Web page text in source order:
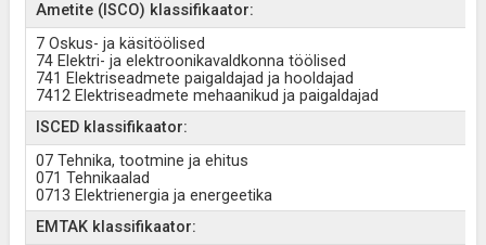
Ametite (ISCO) klassifikaator:
7 Oskus- ja käsitöölised
74 Elektri- ja elektroonikavaldkonna töölised
741 Elektriseadmete paigaldajad ja hooldajad
7412 Elektriseadmete mehaanikud ja paigaldajad
ISCED klassifikaator:
07 Tehnika, tootmine ja ehitus
071 Tehnikaalad
0713 Elektrienergia ja energeetika
EMTAK klassifikaator: